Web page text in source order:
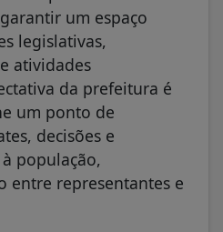
um espaço
legislativas,
atividades
da prefeitura é
um ponto de
decisões e
população,
entre representantes e